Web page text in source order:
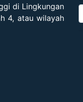
di Lingkungan
4, atau wilayah